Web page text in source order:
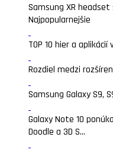
Samsung XR
Najpopularnejšie
TOP 10 hier a
Rozdiel medzi
Samsung Galaxy S9,
Galaxy Note 10
Doodle a 3D S...